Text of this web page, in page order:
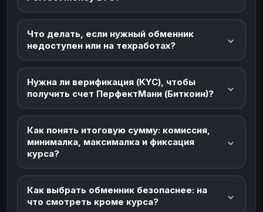
Что делать, если нужный обменник
недоступен или на техработах?
Нужна ли верификация (KYC), чтобы
получить счет ПерфектМани (Биткоин)?
Как понять итоговую сумму: комиссия,
минималка, максималка и фиксация
курса?
Как выбрать обменник безопаснее: на
что смотреть кроме курса?